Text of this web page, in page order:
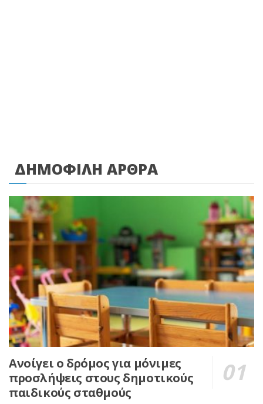
ΔΗΜΟΦΙΛΗ ΑΡΘΡΑ
Ανοίγει ο δρόμος για μόνιμες
προσλήψεις στους δημοτικούς
παιδικούς σταθμούς